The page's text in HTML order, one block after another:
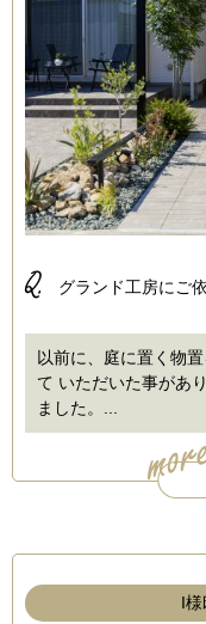
Q. グランド工房にご
以前に、庭に置く物
て いただいた事があ
ました。...
I